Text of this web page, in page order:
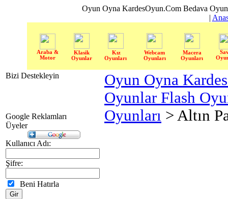
Oyun Oyna KardesOyun.Com Bedava
|
Araba &
Motor
Klasik
Oyunlar
Kız
Oyunları
Webcam
Oyunları
Macera
Oyunları
Bizi Destekleyin
Google Reklamları
Üyeler
Kullanıcı Adı:
Şifre:
Beni Hatırla
Oyun Oyna
Oyunlar Flash
Oyunları > Altın